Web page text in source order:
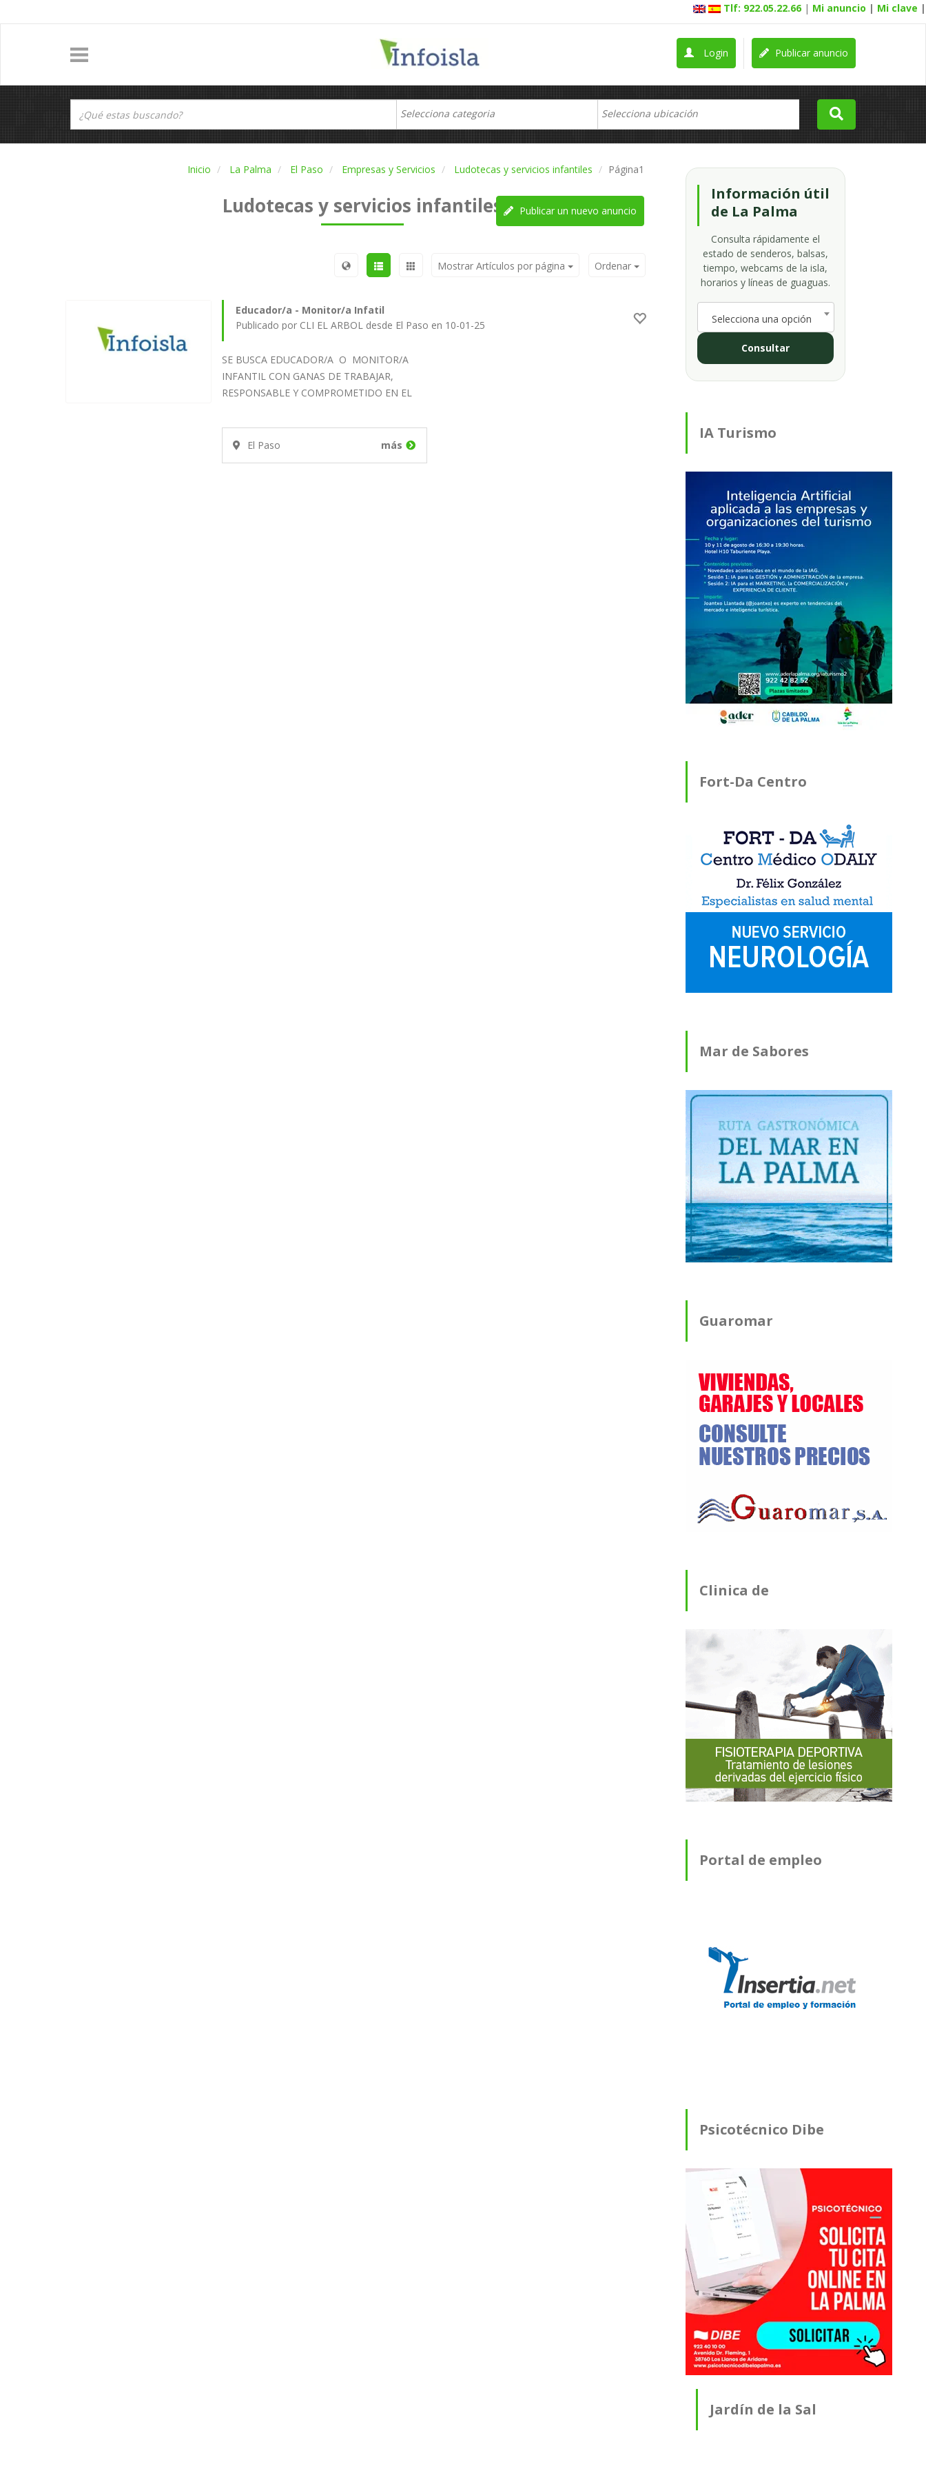
Tlf: 922.05.22.66 | Mi anuncio | Mi clave |
Publicar anuncio
Login
Inicio La Palma El Paso Empresas y Servicios Ludotecas y servicios infantiles Página1
Ludotecas y servicios infantiles Publicar un nuevo anuncio
Ordenar
Mostrar Artículos por página
Educador/a - Monitor/a Infatil
Publicado por CLI EL ARBOL desde El Paso en 10-01-25
SE BUSCA EDUCADOR/A O MONITOR/A
INFANTIL CON GANAS DE TRABAJAR,
RESPONSABLE Y COMPROMETIDO EN EL
El Paso más
Información útil
de La Palma
Consulta rápidamente el
estado de senderos, balsas,
tiempo, webcams de la isla,
horarios y líneas de guaguas.
Selecciona una opción
Consultar
IA Turismo
Fort-Da Centro
Mar de Sabores
Guaromar
Clinica de
Fisioterapia
Portal de empleo
Psicotécnico Dibe
Jardín de la Sal